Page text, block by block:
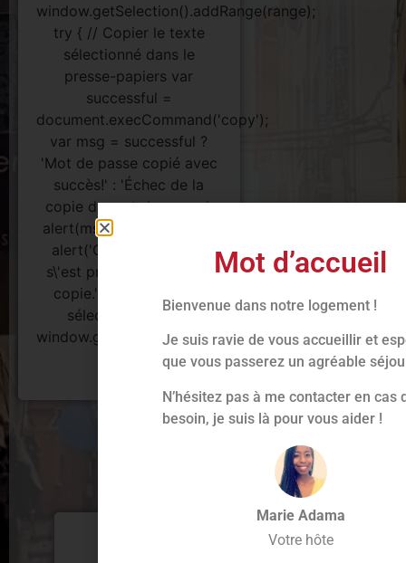
window.getSelection().addRange(range);
try { // Copier le texte
sélectionné dans le
presse-papiers var
successful =
document.execCommand('copy');
var msg = successful ?
'Mot de passe copié avec
succès!' : 'Échec de la
copie du mot de passe.';
alert(msg); } catch (err) {
alert('Oops, une erreur
s\'est produite lors de la
copie.'); } // Enlever la
sélection de texte
window.getSelection().removeAllRanges();
Mot d’accueil
Bienvenue dans notre logement !
Je suis ravie de vous accueillir et
que vous passerez un agréable
N’hésitez pas à me contacter en cas
besoin, je suis là pour vous aider !
Marie Adama
Votre hôte